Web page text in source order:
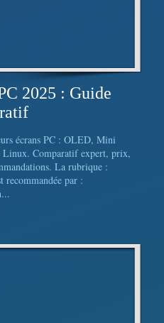
2025 : Guide
écrans PC : OLED, Mini
Comparatif expert, prix,
La rubrique :
recommandée par :